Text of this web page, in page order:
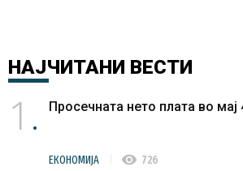
НАЈЧИТАНИ ВЕСТИ
1 Просечната нето плата во мај
ЕКОНОМИЈА visibility 726